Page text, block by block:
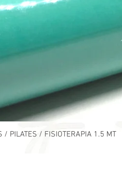
/ PILATES / FISIOTERAPIA 1.5 MT